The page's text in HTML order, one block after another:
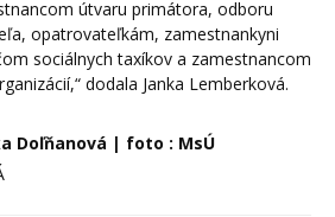
útvaru primátora, odboru
opatrovateľkám, zamestnankyni
sociálnych taxíkov a zamestnancom
dodala Janka Lemberková.
Doľňanová | foto : MsÚ